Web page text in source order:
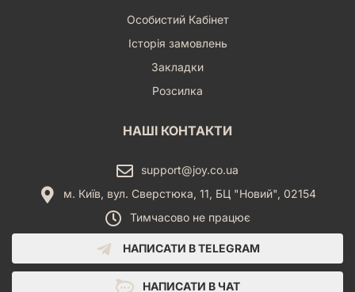
Особистий Кабінет
Історія замовлень
Закладки
Розсилка
НАШІ КОНТАКТИ
support@joy.co.ua
м. Київ, вул. Сверстюка, 11, БЦ "Новий", 02154
Тимчасово не працює
НАПИСАТИ В TELEGRAM
НАПИСАТИ В ЧАТ